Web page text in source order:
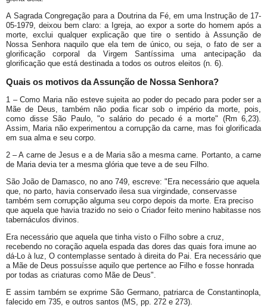
A Sagrada Congregação para a Doutrina da Fé, em uma Instrução de 17-
05-1979, deixou bem claro: a Igreja, ao expor a sorte do homem após a
morte, exclui qualquer explicação que tire o sentido à Assunção de
Nossa Senhora naquilo que ela tem de único, ou seja, o fato de ser a
glorificação corporal da Virgem Santíssima uma antecipação da
glorificação que está destinada a todos os outros eleitos (n. 6).
Quais os motivos da Assunção de Nossa Senhora?
1 – Como Maria não esteve sujeita ao poder do pecado para poder ser a
Mãe de Deus, também não podia ficar sob o império da morte, pois,
como disse São Paulo, "o salário do pecado é a morte" (Rm 6,23).
Assim, Maria não experimentou a corrupção da carne, mas foi glorificada
em sua alma e seu corpo.
2 – A carne de Jesus e a de Maria são a mesma carne. Portanto, a carne
de Maria devia ter a mesma glória que teve a de seu Filho.
São João de Damasco, no ano 749, escreve: "Era necessário que aquela
que, no parto, havia conservado ilesa sua virgindade, conservasse
também sem corrupção alguma seu corpo depois da morte. Era preciso
que aquela que havia trazido no seio o Criador feito menino habitasse nos
tabernáculos divinos.
Era necessário que aquela que tinha visto o Filho sobre a cruz,
recebendo no coração aquela espada das dores das quais fora imune ao
dá-Lo à luz, O contemplasse sentado à direita do Pai. Era necessário que
a Mãe de Deus possuísse aquilo que pertence ao Filho e fosse honrada
por todas as criaturas como Mãe de Deus".
E assim também se exprime São Germano, patriarca de Constantinopla,
falecido em 735, e outros santos (MS, pp. 272 e 273).